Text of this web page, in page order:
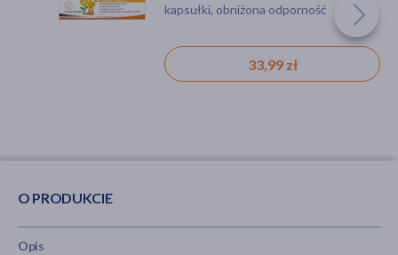
witamina d, witamina d3
(cholekalcyferol), krople, niedobór
18,99 zł
kapsułki, obniżona odporność
33,99 zł
O PRODUKCIE
Opis